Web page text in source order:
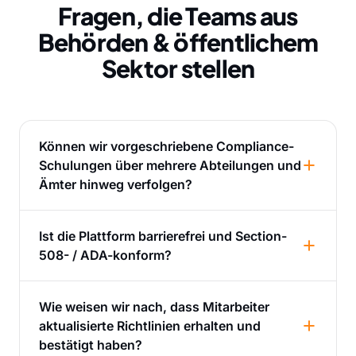
Fragen, die Teams aus
Behörden & öffentlichem
Sektor stellen
Können wir vorgeschriebene Compliance-
Schulungen über mehrere Abteilungen und
Ämter hinweg verfolgen?
Ist die Plattform barrierefrei und Section-
508- / ADA-konform?
Wie weisen wir nach, dass Mitarbeiter
aktualisierte Richtlinien erhalten und
bestätigt haben?